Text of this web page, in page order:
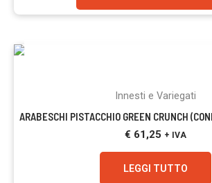
Innesti e Variegati
ARABESCHI PISTACCHIO GREEN CRUNCH
€ 61,25 + IVA
LEGGI TUTTO